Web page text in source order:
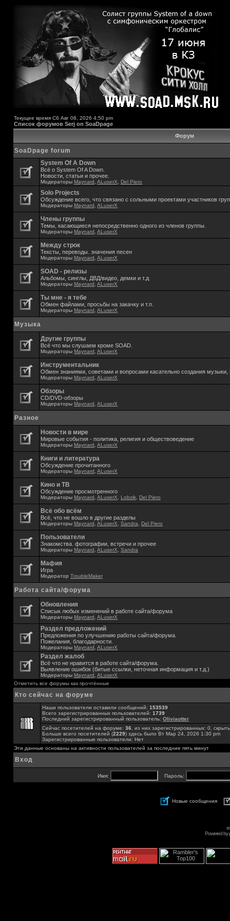
Текущее время Сб Авг 08, 2026 4:50 pm
Список форумов Serj on SoaDpage
Форум
SoaDpage forum
System Of A Down
Всё о System Of A Down.
Новости, статьи и прочее.
Модераторы Maynard ALuserX Del Piero
Solo Projects
Обсуждение всего, что связано с сольными проектами участников
Модераторы Maynard ALuserX
Члены группы
Темы, касающиеся непосредственно одного из членов группы.
Модераторы Maynard ALuserX
Между строк
Тексты, переводы. значения песен
Модераторы Maynard ALuserX
SOAD - релизы
Альбомы, синглы, ДВД/видео, демки и т.д
Модераторы Maynard ALuserX
Ты мне - я тебе
Обмен файлами, просьбы на закачку и т.п.
Модераторы Maynard ALuserX
Музыка
Другие группы
Всё что мы слушаем кроме SOAD.
Модераторы Maynard ALuserX
Инструментальник
Обмен знаниями, советами и вопросами касательно создания музыки,
Модераторы Maynard ALuserX
Обзоры
CD/DVD-обзоры
Модераторы Maynard ALuserX
Разное
Новости в мире
Мировые события - политика, религия и обществоведение
Модераторы Maynard ALuserX
Книги и литература
Обсуждение прочитанного
Модераторы Maynard ALuserX
Кино и ТВ
Обсуждение просмотренного
Модераторы Maynard ALuserX Lobzik Del Piero
Всё обо всём
Всё, что не вошло в другие разделы
Модераторы Maynard ALuserX Sandra Del Piero
Пользователи
Знакомства. фотографии, встречи и прочее
Модераторы Maynard ALuserX Sandra
Мафия
Игра
Модератор TroubleMaker
Работа сайта/форума
Обновления
Списык любых изменений в работе сайта/форума
Модераторы Maynard ALuserX
Раздел предложений
Предложения по улучшению работы сайта/форума.
Пожелания, благодарности.
Модераторы Maynard ALuserX
Раздел жалоб
Всё что не нравится в работе сайта/форума.
Выявление ошибок (битые ссылки, неточная информация и т.д.)
Модераторы Maynard ALuserX
Отметить все форумы как прочтённые
Кто сейчас на форуме
Наши пользователи оставили сообщений: 153539
Всего зарегистрированных пользователей: 1739
Последний зарегистрированный пользователь: Oliviaotter
Сейчас посетителей на форуме: 36 , из них зарегистрированных: 0,
Больше всего посетителей (2229) здесь было Вт Мар 24, 2026 1:30 pm
Зарегистрированные пользователи: Нет
Эти данные основаны на активности пользователей за последние пять минут
Вход
Имя: Пароль:
Новые сообщения
Powered by